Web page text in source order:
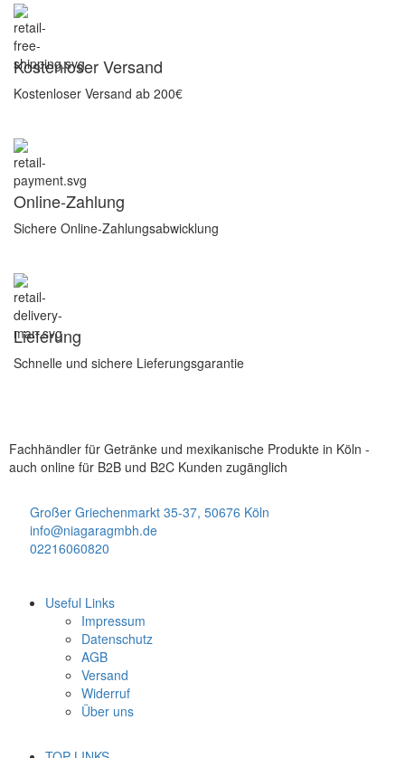
Kostenloser Versand
Kostenloser Versand ab 200€
Online-Zahlung
Sichere Online-Zahlungsabwicklung
Lieferung
Schnelle und sichere Lieferungsgarantie
Fachhändler für Getränke und mexikanische Produkte in Köln -
auch online für B2B und B2C Kunden zugänglich
Großer Griechenmarkt 35-37, 50676 Köln
info@niagaragmbh.de
02216060820
Useful Links
Impressum
Datenschutz
AGB
Versand
Widerruf
Über uns